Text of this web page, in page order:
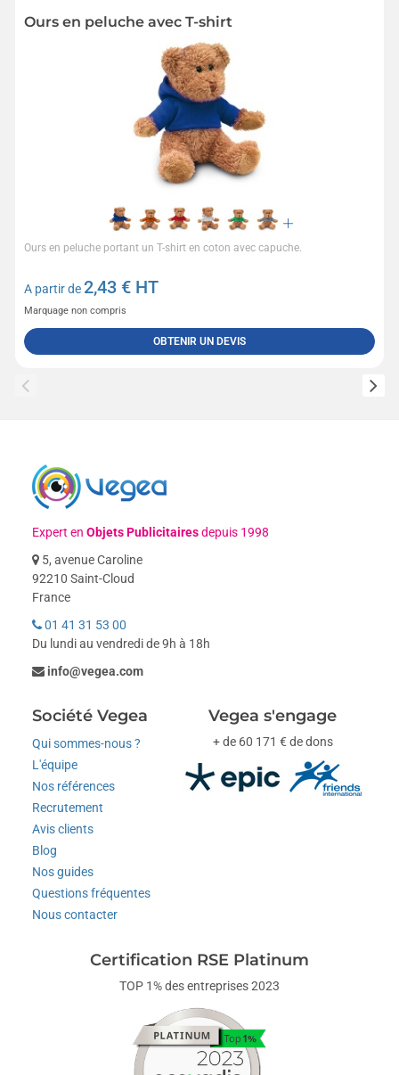
Ours en peluche avec T-shirt
Ours en peluche portant un T-shirt en coton avec capuche.
A partir de2,43 € HT
Marquage non compris
OBTENIR UN DEVIS
Expert enObjets Publicitairesdepuis 1998
5, avenue Caroline
92210 Saint-Cloud
France
01 41 31 53 00
Du lundi au vendredi de 9h à 18h
info@vegea.com
Société Vegea
Qui sommes-nous ?
L'équipe
Nos références
Recrutement
Avis clients
Blog
Nos guides
Questions fréquentes
Nous contacter
Vegea s'engage
+ de 60 171 € de dons
Certification RSE Platinum
TOP 1% des entreprises 2023